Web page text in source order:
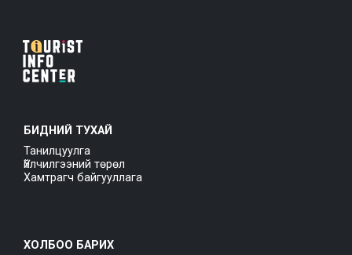
БИДНИЙ ТУХАЙ
Танилцуулга
Үйлчилгээний төрөл
Хамтрагч байгууллага
ХОЛБОО БАРИХ